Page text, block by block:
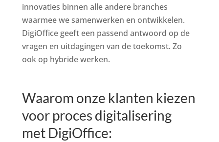
innovaties binnen alle andere branches
waarmee we samenwerken en ontwikkelen.
DigiOffice geeft een passend antwoord op de
vragen en uitdagingen van de toekomst. Zo
ook op hybride werken.
Waarom onze klanten kiezen
voor proces digitalisering
met DigiOffice: